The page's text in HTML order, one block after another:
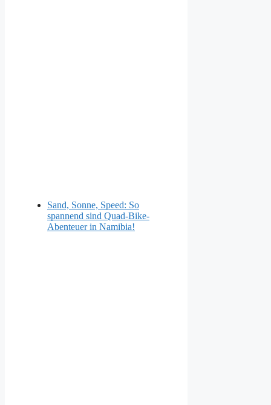
Sand, Sonne, Speed: So
spannend sind Quad-Bike-
Abenteuer in Namibia!